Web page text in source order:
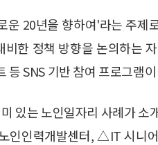
20년을 향하여'라는 주제
한 정책 방향을 논의하는
등 SNS 기반 참여 프로그램
있는 노인일자리 사례가
인인력개발센터, △IT 시니